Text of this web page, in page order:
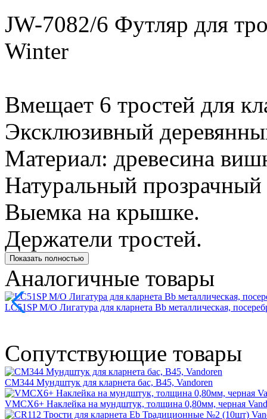
JW-7082/6 Футляр для
Winter
Вмещает 6 тростей для
Эксклюзивный
Материал: древесина
Натуральный прозрачный
Выемка на крышке.
Держатели тростей.
Показать полностью
Аналогичные товары
LC51SP M/O Лигатура для кларнета Bb металлическая,
Сопутствующие товары
CM344 Мундштук для кларнета бас, B45, Vandoren
VMCX6+ Наклейка на мундштук, толщина 0,80мм, черная